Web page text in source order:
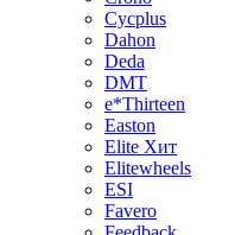
Cycplus
Dahon
Deda
DMT
e*Thirteen
Easton
Elite Хит
Elitewheels
ESI
Favero